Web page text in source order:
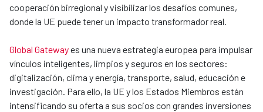
cooperación birregional y visibilizar los desafíos comunes,
donde la UE puede tener un impacto transformador real.
Global Gatewayes una nueva estrategia europea para impulsar
vínculos inteligentes, limpios y seguros en los sectores:
digitalización, clima y energía, transporte, salud, educación e
investigación. Para ello, la UE y los Estados Miembros están
intensificando su oferta a sus socios con grandes inversiones